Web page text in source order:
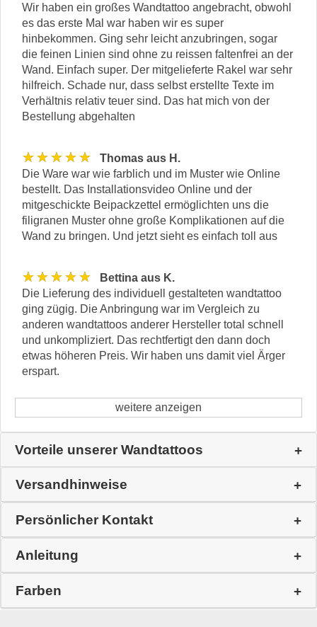
Wir haben ein großes Wandtattoo angebracht, obwohl
es das erste Mal war haben wir es super
hinbekommen. Ging sehr leicht anzubringen, sogar
die feinen Linien sind ohne zu reissen faltenfrei an der
Wand. Einfach super. Der mitgelieferte Rakel war sehr
hilfreich. Schade nur, dass selbst erstellte Texte im
Verhältnis relativ teuer sind. Das hat mich von der
Bestellung abgehalten
★★★★★
Thomas aus H.
Die Ware war wie farblich und im Muster wie Online
bestellt. Das Installationsvideo Online und der
mitgeschickte Beipackzettel ermöglichten uns die
filigranen Muster ohne große Komplikationen auf die
Wand zu bringen. Und jetzt sieht es einfach toll aus
★★★★★
Bettina aus K.
Die Lieferung des individuell gestalteten wandtattoo
ging zügig. Die Anbringung war im Vergleich zu
anderen wandtattoos anderer Hersteller total schnell
und unkompliziert. Das rechtfertigt den dann doch
etwas höheren Preis. Wir haben uns damit viel Ärger
erspart.
weitere anzeigen
Vorteile unserer Wandtattoos
Versandhinweise
Persönlicher Kontakt
Anleitung
Farben